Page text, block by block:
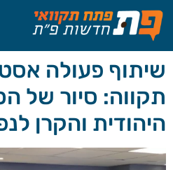
לתוכן
שיתוף פעולה
תקווה: סיור של
היהודית והקרן